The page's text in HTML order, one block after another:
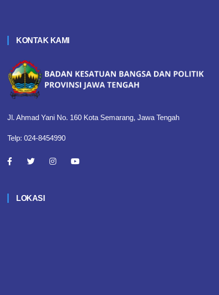
KONTAK KAMI
Jl. Ahmad Yani No. 160 Kota Semarang, Jawa Tengah
Telp: 024-8454990
LOKASI